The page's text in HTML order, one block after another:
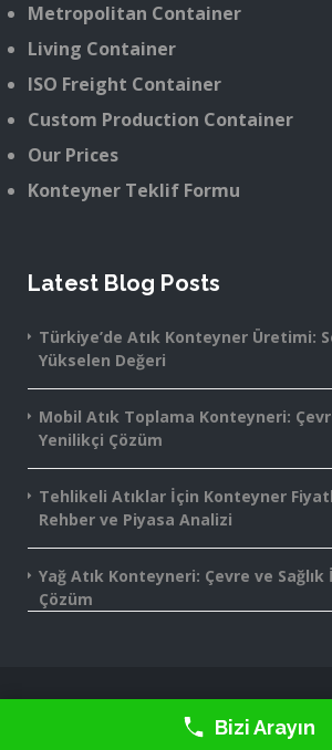
Metropolitan Container
Living Container
ISO Freight Container
Custom Production Container
Our Prices
Konteyner Teklif Formu
Latest Blog Posts
Türkiye’de Atık Konteyner Üretimi:
Yükselen Değeri
Mobil Atık Toplama Konteyneri:
Yenilikçi Çözüm
Tehlikeli Atıklar İçin Konteyner
Rehber ve Piyasa Analizi
Yağ Atık Konteyneri: Çevre ve
Çözüm
2016-2025 Monte Grup® - All
Bizi Arayın